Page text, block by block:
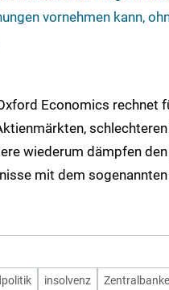
vornehmen kann,
Economics rechnet
wiederum dämpfen
mit dem
insolvenz